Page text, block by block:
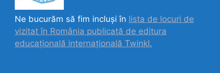
Ne bucurăm să fim incluși în lista de locuri de
vizitat în România publicată de editura
educațională internațională Twinkl.